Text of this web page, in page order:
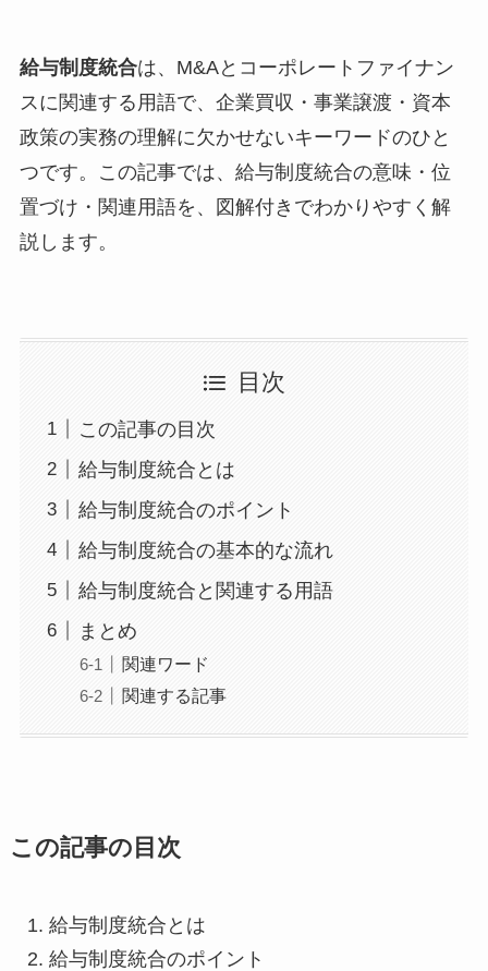
給与制度統合は、M&Aとコーポレートファイナン
スに関連する用語で、企業買収・事業譲渡・資本
政策の実務の理解に欠かせないキーワードのひと
つです。この記事では、給与制度統合の意味・位
置づけ・関連用語を、図解付きでわかりやすく解
説します。
目次
この記事の目次
給与制度統合とは
給与制度統合のポイント
給与制度統合の基本的な流れ
給与制度統合と関連する用語
まとめ
関連ワード
関連する記事
この記事の目次
給与制度統合とは
給与制度統合のポイント